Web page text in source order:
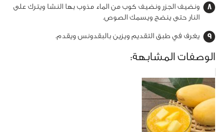
ونضيف الجزر ونضيف كوب من الماء مذوب بها النشا ويترك على
النار حتى ينضج ويسمك الصوص.
يغرف في طبق التقديم ويزين بالبقدونس ويقدم.
الوصفات المشابهة: